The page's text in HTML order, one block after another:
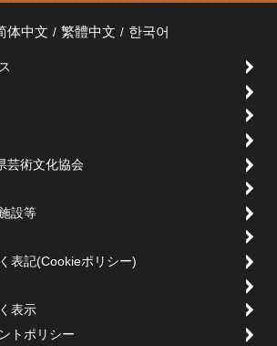
体中文 繁體中文 한국어
芸術文化協会
設等
表記(Cookieポリシー)
表示
トポリシー